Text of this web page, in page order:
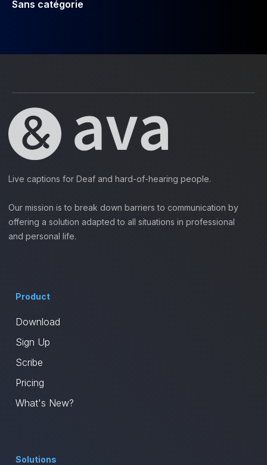
Sans catégorie
Live captions for Deaf and hard-of-hearing people.
Our mission is to break down barriers to communication by
offering a solution adapted to all situations in professional
and personal life.
Product
Download
Sign Up
Scribe
Pricing
What's New?
Solutions